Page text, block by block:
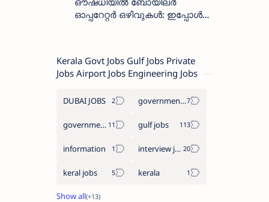
ഔഷധിയിൽ ബോയിലർ
ഓപ്പറേറ്റർ ഒഴിവുകൾ: ഇപ്പോൾ
Kerala Govt Jobs Gulf Jobs Private
Jobs Airport Jobs Engineering Jobs
DUBAI JOBS government information
government jobs gulf jobs
information interview jobs
keral jobs kerala